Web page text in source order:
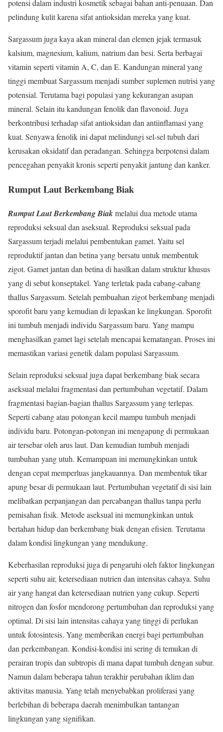
potensi dalam industri kosmetik sebagai bahan anti-penuaan. Dan
pelindung kulit karena sifat antioksidan mereka yang kuat.
Sargassum juga kaya akan mineral dan elemen jejak termasuk
kalsium, magnesium, kalium, natrium dan besi. Serta berbagai
vitamin seperti vitamin A, C, dan E. Kandungan mineral yang
tinggi membuat Sargassum menjadi sumber suplemen nutrisi yang
potensial. Terutama bagi populasi yang kekurangan asupan
mineral. Selain itu kandungan fenolik dan flavonoid. Juga
berkontribusi terhadap sifat antioksidan dan antiinflamasi yang
kuat. Senyawa fenolik ini dapat melindungi sel-sel tubuh dari
kerusakan oksidatif dan peradangan. Sehingga berpotensi dalam
pencegahan penyakit kronis seperti penyakit jantung dan kanker.
Rumput Laut Berkembang Biak
Rumput Laut Berkembang Biakmelalui dua metode utama
reproduksi seksual dan aseksual. Reproduksi seksual pada
Sargassum terjadi melalui pembentukan gamet. Yaitu sel
reproduktif jantan dan betina yang bersatu untuk membentuk
zigot. Gamet jantan dan betina di hasilkan dalam struktur khusus
yang di sebut konseptakel. Yang terletak pada cabang-cabang
thallus Sargassum. Setelah pembuahan zigot berkembang menjadi
sporofit baru yang kemudian di lepaskan ke lingkungan. Sporofit
ini tumbuh menjadi individu Sargassum baru. Yang mampu
menghasilkan gamet lagi setelah mencapai kematangan. Proses ini
memastikan variasi genetik dalam populasi Sargassum.
Selain reproduksi seksual juga dapat berkembang biak secara
aseksual melalui fragmentasi dan pertumbuhan vegetatif. Dalam
fragmentasi bagian-bagian thallus Sargassum yang terlepas.
Seperti cabang atau potongan kecil mampu tumbuh menjadi
individu baru. Potongan-potongan ini mengapung di permukaan
air tersebar oleh arus laut. Dan kemudian tumbuh menjadi
tumbuhan yang utuh. Kemampuan ini memungkinkan untuk
dengan cepat memperluas jangkauannya. Dan membentuk tikar
apung besar di permukaan laut. Pertumbuhan vegetatif di sisi lain
melibatkan perpanjangan dan percabangan thallus tanpa perlu
pemisahan fisik. Metode aseksual ini memungkinkan untuk
bertahan hidup dan berkembang biak dengan efisien. Terutama
dalam kondisi lingkungan yang mendukung.
Keberhasilan reproduksi juga di pengaruhi oleh faktor lingkungan
seperti suhu air, ketersediaan nutrien dan intensitas cahaya. Suhu
air yang hangat dan ketersediaan nutrien yang cukup. Seperti
nitrogen dan fosfor mendorong pertumbuhan dan reproduksi yang
optimal. Di sisi lain intensitas cahaya yang tinggi di perlukan
untuk fotosintesis. Yang memberikan energi bagi pertumbuhan
dan perkembangan. Kondisi-kondisi ini sering di temukan di
perairan tropis dan subtropis di mana dapat tumbuh dengan subur.
Namun dalam beberapa tahun terakhir perubahan iklim dan
aktivitas manusia. Yang telah menyebabkan proliferasi yang
berlebihan di beberapa daerah menimbulkan tantangan
lingkungan yang signifikan.